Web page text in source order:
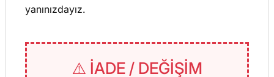
yanınızdayız.
⚠️ İADE / DEĞİŞİM